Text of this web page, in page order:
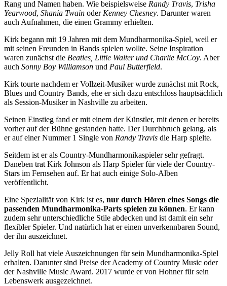
Rang und Namen haben. Wie beispielsweise Randy Travis, Trisha
Yearwood, Shania Twain oder Kenney Chesney. Darunter waren
auch Aufnahmen, die einen Grammy erhielten.
Kirk begann mit 19 Jahren mit dem Mundharmonika-Spiel, weil er
mit seinen Freunden in Bands spielen wollte. Seine Inspiration
waren zunächst die Beatles, Little Walter und Charlie McCoy. Aber
auch Sonny Boy Williamson und Paul Butterfield.
Kirk tourte nachdem er Vollzeit-Musiker wurde zunächst mit Rock,
Blues und Country Bands, ehe er sich dazu entschloss hauptsächlich
als Session-Musiker in Nashville zu arbeiten.
Seinen Einstieg fand er mit einem der Künstler, mit denen er bereits
vorher auf der Bühne gestanden hatte. Der Durchbruch gelang, als
er auf einer Nummer 1 Single von Randy Travis die Harp spielte.
Seitdem ist er als Country-Mundharmonikaspieler sehr gefragt.
Daneben trat Kirk Johnson als Harp Spieler für viele der Country-
Stars im Fernsehen auf. Er hat auch einige Solo-Alben
veröffentlicht.
Eine Spezialität von Kirk ist es, nur durch Hören eines Songs die
passenden Mundharmonika-Parts spielen zu können. Er kann
zudem sehr unterschiedliche Stile abdecken und ist damit ein sehr
flexibler Spieler. Und natürlich hat er einen unverkennbaren Sound,
der ihn auszeichnet.
Jelly Roll hat viele Auszeichnungen für sein Mundharmonika-Spiel
erhalten. Darunter sind Preise der Academy of Country Music oder
der Nashville Music Award. 2017 wurde er von Hohner für sein
Lebenswerk ausgezeichnet.